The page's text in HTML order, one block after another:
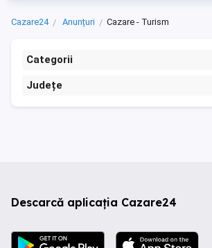
Cazare24 Anunțuri Cazare - Turism
Categorii
Județe
Descarcă aplicația Cazare24